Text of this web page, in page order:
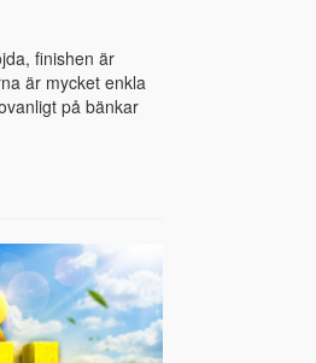
finishen är
är mycket enkla
på bänkar